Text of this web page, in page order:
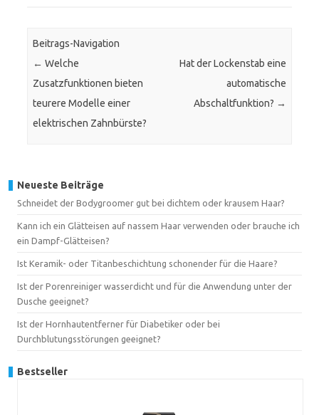
Beitrags-Navigation
← Welche
Zusatzfunktionen bieten
teurere Modelle einer
elektrischen Zahnbürste?
Hat der Lockenstab eine
automatische
Abschaltfunktion? →
Neueste Beiträge
Schneidet der Bodygroomer gut bei dichtem oder krausem Haar?
Kann ich ein Glätteisen auf nassem Haar verwenden oder brauche ich
ein Dampf-Glätteisen?
Ist Keramik- oder Titanbeschichtung schonender für die Haare?
Ist der Porenreiniger wasserdicht und für die Anwendung unter der
Dusche geeignet?
Ist der Hornhautentferner für Diabetiker oder bei
Durchblutungsstörungen geeignet?
Bestseller